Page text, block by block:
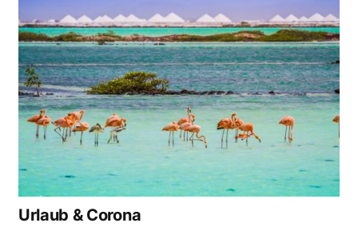
Urlaub & Corona